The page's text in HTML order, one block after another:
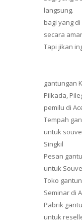
langsung.
bagi yang
secara
Tapi jikan
gantungan
Pilkada,
pemilu di
Tempah
untuk
Singkil
Pesan
untuk
Toko
Seminar di
Pabrik
untuk